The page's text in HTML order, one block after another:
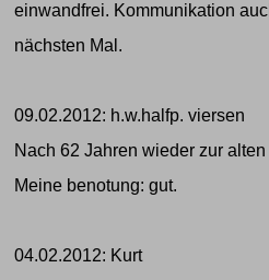
einwandfrei. Kommunikation
nächsten Mal.
09.02.2012: h.w.halfp. viersen
Nach 62 Jahren wieder zur
Meine benotung: gut.
04.02.2012: Kurt